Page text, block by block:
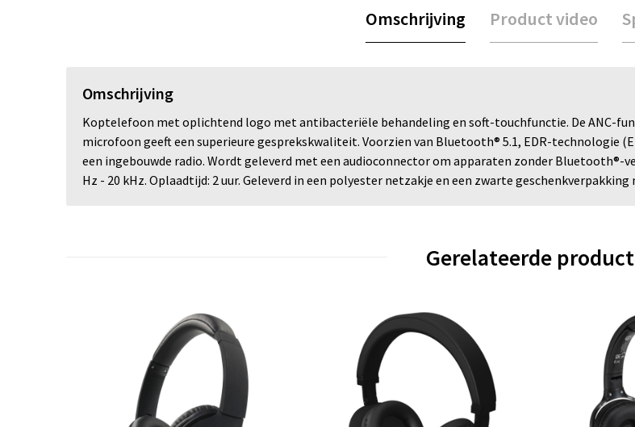
Omschrijving Product video
Omschrijving
Koptelefoon met oplichtend logo met antibacteriële behandeling en soft-touchfunctie. De ANC-
microfoon geeft een superieure gesprekskwaliteit. Voorzien van Bluetooth® 5.1, EDR-technologie
een ingebouwde radio. Wordt geleverd met een audioconnector om apparaten zonder Bluetooth®-
Hz - 20 kHz. Oplaadtijd: 2 uur. Geleverd in een polyester netzakje en een zwarte
Gerelateerde